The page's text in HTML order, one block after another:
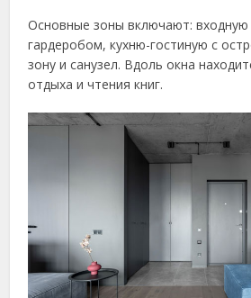
Основные зоны включают: входную
гардеробом, кухню-гостиную с
зону и санузел. Вдоль окна
отдыха и чтения книг.